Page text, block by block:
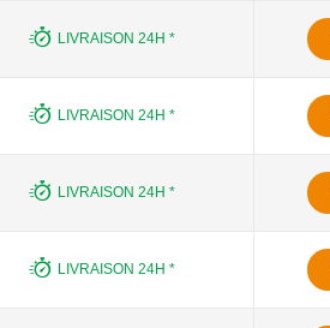
LIVRAISON 24H *
LIVRAISON 24H *
LIVRAISON 24H *
LIVRAISON 24H *